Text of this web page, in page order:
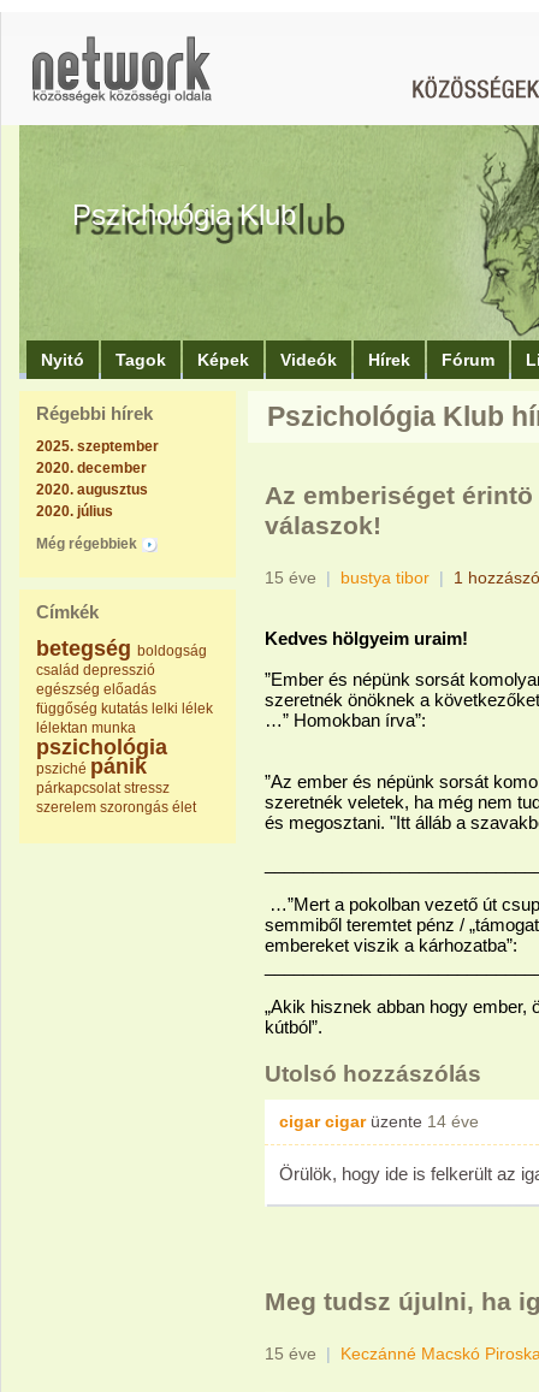
Pszichológia Klub
Nyitó Tagok Képek Videók Hírek Fórum
Régebbi hírek
2025. szeptember
2020. december
2020. augusztus
2020. július
Még régebbiek
Címkék
betegség boldogság
család depresszió
egészség előadás
függőség kutatás lelki lélek
lélektan munka
pszichológia
psziché pánik
párkapcsolat stressz
szerelem szorongás élet
Pszichológia Klub
Az emberiséget
válaszok!
15 éve | bustya tibor | 1
Kedves hölgyeim uraim!
”Ember és népünk sorsát
szeretnék önöknek a
…” Homokban írva”:
”Az ember és népünk sorsát
szeretnék veletek, ha még nem
és megosztani. "Itt álláb a
…”Mert a pokolban vezető út
semmiből teremtet pénz /
embereket viszik a kárhozatba”:
„Akik hisznek abban hogy ember,
kútból”.
Utolsó hozzászólás
cigar cigarüzente 14 éve
Örülök, hogy ide is felkerült az
Meg tudsz újulni, ha
15 éve | Keczánné Macskó